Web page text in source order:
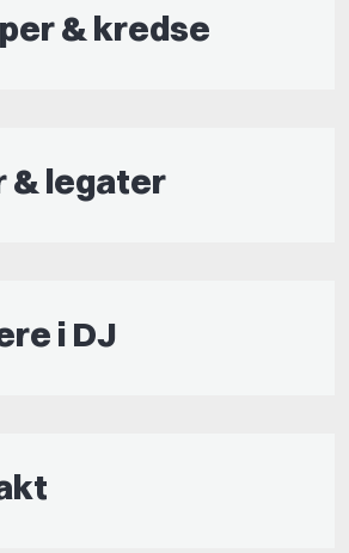
& kredse
& legater
i DJ